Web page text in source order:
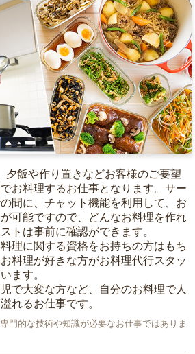
夕飯や作り置きなどお客様のご要望
お料理するお仕事となります。サー
間に、チャット機能を利用して、お
可能ですので、どんなお料理を作れ
トは事前に確認ができます。
理に関する資格をお持ちの方はもち
料理が好きな方がお料理代行スタッ
ます。
で大変な方など、自分のお料理で人
れるお仕事です。
門的な技術や知識が必要なお仕事ではありま